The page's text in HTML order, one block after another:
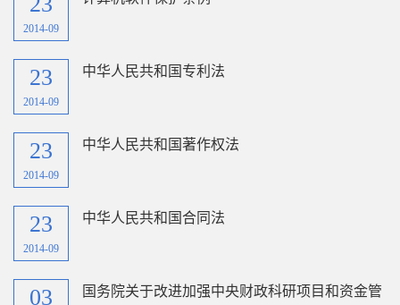
2014-09
23
2014-09
中华人民共和国专利法
23
2014-09
中华人民共和国著作权法
23
2014-09
中华人民共和国合同法
03 国务院关于改进加强中央财政科研项目和资金管